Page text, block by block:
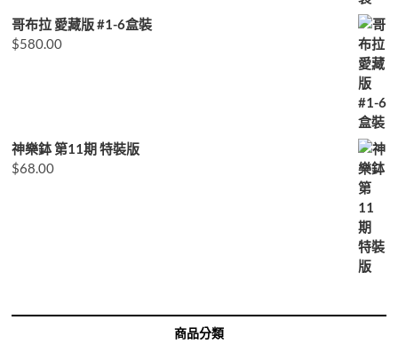
哥布拉 愛藏版 #1-6盒裝
$580.00
神樂鉢 第11期 特裝版
$68.00
商品分類